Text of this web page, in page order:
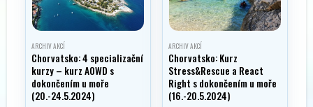
ARCHIV AKCÍ
Chorvatsko: 4 specializační
kurzy – kurz AOWD s
dokončením u moře
(20.-24.5.2024)
ARCHIV AKCÍ
Chorvatsko: Kurz
Stress&Rescue a React
Right s dokončením u moře
(16.-20.5.2024)